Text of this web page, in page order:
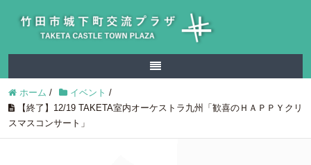
ホーム / イベント /
【終了】12/19 TAKETA室内オーケストラ九州「歓喜のＨＡＰＰＹクリ
スマスコンサート」